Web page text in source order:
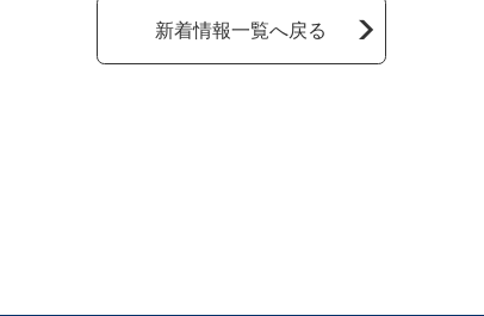
新着情報一覧へ戻る